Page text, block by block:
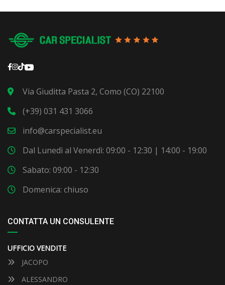
Via Giuditta Pasta 2, Como (CO) 22100
(+39) 031 431 3066
info@carspecialist.eu
Dal Lunedì al Venerdì: 09:00 - 12:30 | 14:00 - 19:00
Sabato: 09:00 - 12:30
Domenica: chiuso
CONTATTA UN CONSULENTE
UFFICIO VENDITE
JACOPO
ALESSANDRO